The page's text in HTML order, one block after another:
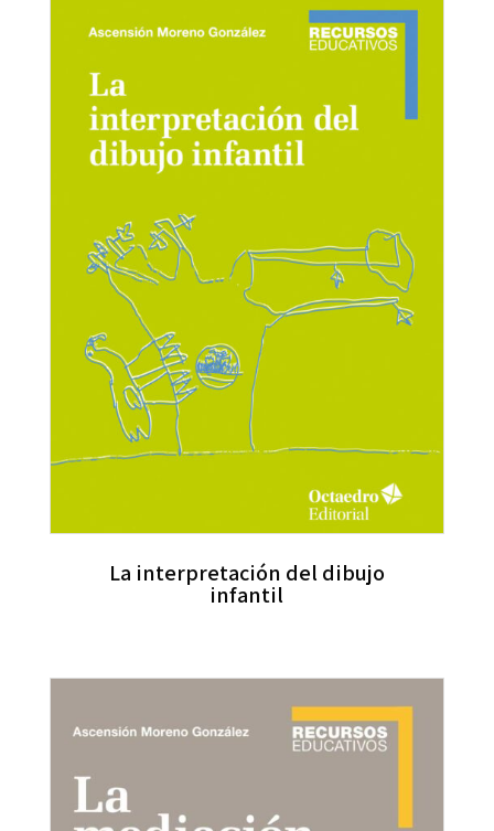
La interpretación del dibujo
infantil